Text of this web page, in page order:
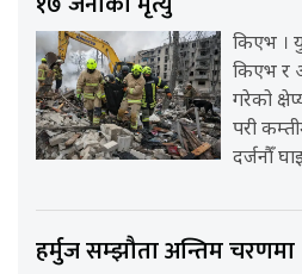
किएभ ।
किएभ र
गरेको
परी
दर्जनौँ
हर्मुज सम्झौता अन्तिम चरणमा